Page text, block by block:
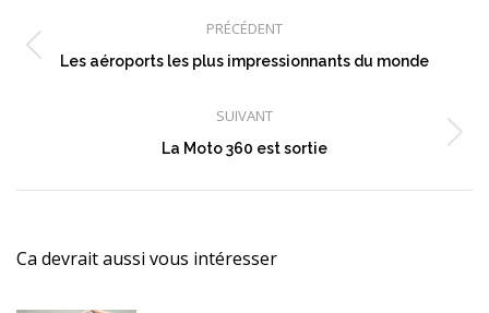
article
PRÉCÉDENT
Article
:
Les aéroports les plus impressionnants du monde
SUIVANT
Article
La Moto 360 est sortie
Ca devrait aussi vous intéresser